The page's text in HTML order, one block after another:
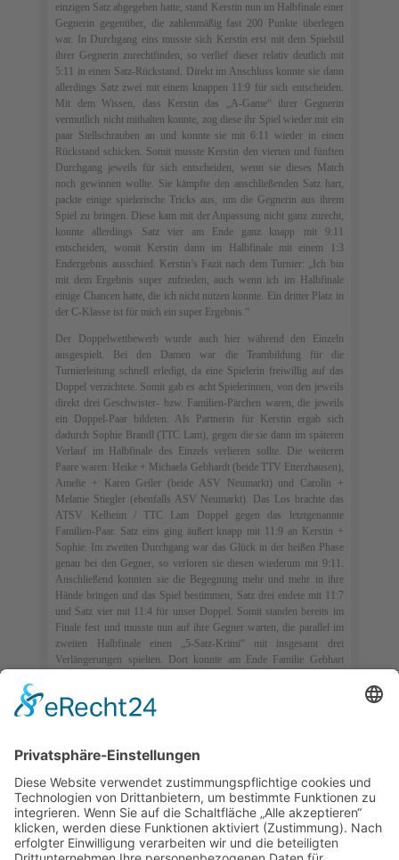
einzigen Satz abgegeben hatte, stand Kerstin nun im Halbfinale einer
Gegnerin gegenüber, die zahlenmäßig fast 200 Punkte überlegen
war. In Durchgang eins musste sich Kerstin erst mit dem Spielstil
ihrer Gegnerin zurechtfinden, so verlief dieser relativ deutlich mit
5:11 in einen Satz-Rückstand. Direkt im Anschluss konnte sie dann
allerdings Satz zwei mit einem knappen 11:9 für sich entscheiden.
Mit dem Wissen, dass Kerstin das „A-Game“ ihrer Gegnerin
vermutlich nicht mithalten konnte, zog diese ihr Spiel wieder mit ein
paar Stellschrauben an und konnte sie mit 6:11 wieder in einen
Rückstand schicken. Somit musste Kerstin den vierten und fünften
Durchgang jeweils für sich entscheiden, wenn sie dieses Match
noch gewinnen wollte. Sie kämpfte den anschließenden Satz hart,
packte einige spielerische Tricks aus, um die Gegnerin aus ihrem
Spiel zu bringen. Diese kam mit der Anpassung nicht ganz zurecht,
konnte allerdings Satz vier am Ende ganz knapp mit 9:11
entscheiden, womit Kerstin dann im Halbfinale mit einem 1:3
Endergebnis ausschied. Kerstin’s Fazit nach dem Turnier: „Ich bin
mit dem Ergebnis super zufrieden, auch wenn ich im Halbfinale
einige Chancen hatte, die ich nicht nutzen konnte. Ein dritter Platz in
der C-Klasse ist für mich ein super Ergebnis.“
Der Doppelwettbewerb wurde auch hier während den Einzeln
ausgespielt. Bei den Damen war die Teambildung für die
Turnierleitung schnell erledigt, da eine Spielerin freiwillig auf das
Doppel verzichtete. Somit gab es acht Spielerinnen, von den jeweils
direkt drei Geschwister- bzw. Familien-Pärchen waren, die jeweils
ein Doppel-Paar bildeten. Als Partnerin für Kerstin ergab sich
dadurch Sophie Brandl (TTC Lam), gegen die sie dann im späteren
Verlauf im Halbfinale des Einzels verlieren sollte. Die weiteren
Paare waren: Heike + Michaela Gebhardt (beide TTV Etterzhausen),
Amelie + Karen Geiler (beide ASV Neumarkt) und Carolin +
Melanie Stiegler (ebenfalls ASV Neumarkt). Das Los brachte das
ATSV Kelheim / TTC Lam Doppel gegen das letztgenannte
Familien-Paar. Satz eins ging äußert knapp mit 11:9 an Kerstin +
Sophie. Im zweiten Durchgang war das Glück in der heißen Phase
genau bei den Gegner, so verloren sie diesen wiederum mit 9:11.
Anschließend konnten sie die Begegnung mehr und mehr in ihre
Hände bringen und das Spiel bestimmen, Satz drei endete mit 11:7
und Satz vier mit 11:4 für unser Doppel. Somit standen bereits im
Finale fest und musste nun auf ihre Gegner warten, die parallel im
zweiten Halbfinale einen „5-Satz-Krimi“ mit insgesamt drei
Verlängerungen spielten. Dort konnte am Ende Familie Gebhart
Beteiligung von Anfang an spielbestimmend, ging mit 11:8 und 11:6
im Doppel zu werden. Allerdings leisteten die Gegner nochmals
knapp mit 10:12 sichern und den Anschluss behalten. Kerstin und
Sophie wollten natürlich jetzt im folgenden vierten Satz das Match
entscheiden und einen fünften Satz unter allen Umständen
vermeiden. So spielten sie diesen Satz von Beginn an, konnten
direkt einige Punkte in Führung gehen, ließen in Folge nichts mehr